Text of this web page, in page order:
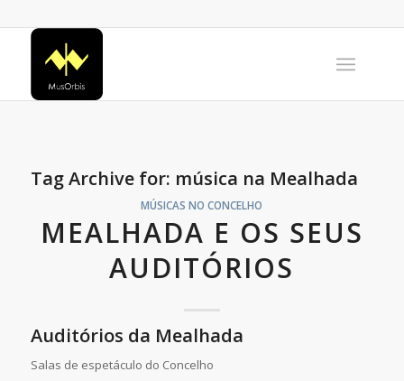
Tag Archive for: música na Mealhada
MÚSICAS NO CONCELHO
MEALHADA E OS SEUS
AUDITÓRIOS
Auditórios da Mealhada
Salas de espetáculo do Concelho